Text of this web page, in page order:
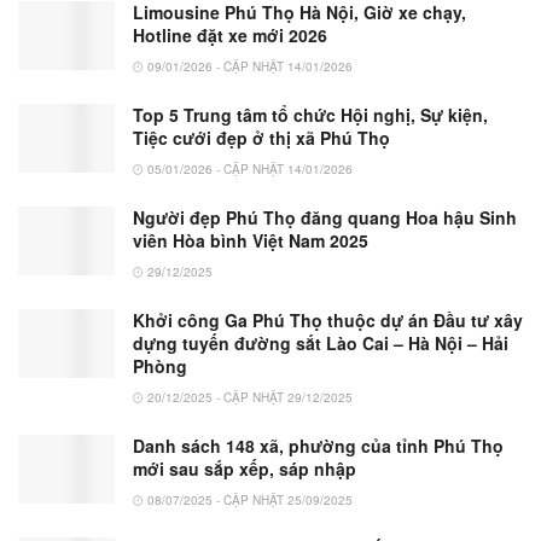
Limousine Phú Thọ Hà Nội, Giờ xe chạy,
Hotline đặt xe mới 2026
09/01/2026 - CẬP NHẬT 14/01/2026
Top 5 Trung tâm tổ chức Hội nghị, Sự kiện,
Tiệc cưới đẹp ở thị xã Phú Thọ
05/01/2026 - CẬP NHẬT 14/01/2026
Người đẹp Phú Thọ đăng quang Hoa hậu Sinh
viên Hòa bình Việt Nam 2025
29/12/2025
Khởi công Ga Phú Thọ thuộc dự án Đầu tư xây
dựng tuyến đường sắt Lào Cai – Hà Nội – Hải
Phòng
20/12/2025 - CẬP NHẬT 29/12/2025
Danh sách 148 xã, phường của tỉnh Phú Thọ
mới sau sắp xếp, sáp nhập
08/07/2025 - CẬP NHẬT 25/09/2025